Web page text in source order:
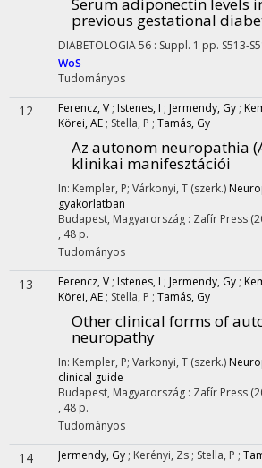
previous gestational
DIABETOLOGIA56 : Suppl. 1 pp. S513-
WoS
Tudományos
12 Ferencz, V ; Istenes, I ; Jermendy, Gy ;
Körei, AE ; Stella, P ; Tamás, Gy
Az autonom neuropathia
klinikai manifesztációi
In: Kempler, P; Várkonyi, T (szerk.)
gyakorlatban
Budapest, Magyarország : Zafír Press
, 48 p.
Tudományos
13 Ferencz, V ; Istenes, I ; Jermendy, Gy ;
Körei, AE ; Stella, P ; Tamás, Gy
Other clinical forms of
neuropathy
In: Kempler, P; Varkonyi, T (szerk.)
clinical guide
Budapest, Magyarország : Zafír Press
, 48 p.
Tudományos
14 Jermendy, Gy ; Kerényi, Zs ; Stella, P ;